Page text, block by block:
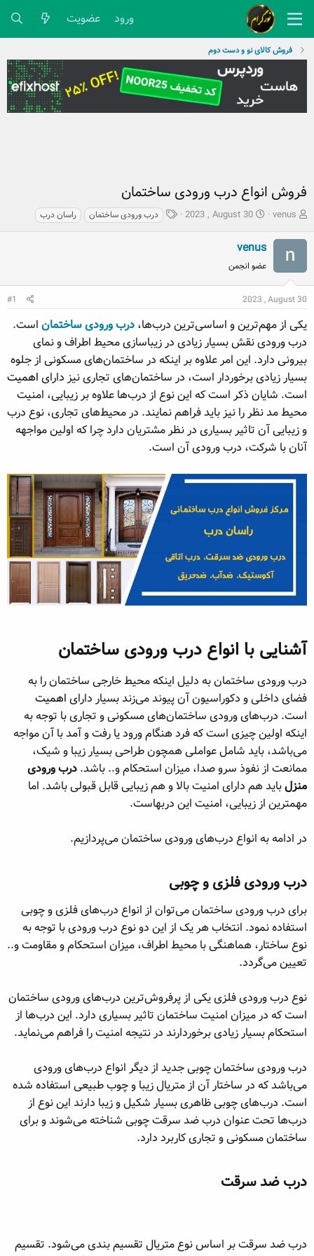
ورود عضویت
فروش کالای نو و دست دوم
فروش انواع درب ورودی ساختمان
ش
و
ع
ک
ن
ن
ه
م
ض
و
ع
venus
ت
ر
ی
خ
ش
ر
ع
2023 , August 30
ب
ه
درب ورودی ساختمان راسان درب
venus
عضو انجمن
2023 , August 30
#1
یکی از مهم‌ترین و اساسی‌ترین درب‌ها، درب ورودی ساختمان است.
درب ورودی نقش بسیار زیادی در زیباسازی محیط اطراف و نمای
بیرونی دارد. این امر علاوه بر اینکه در ساختمان‌های مسکونی از جلوه
بسیار زیادی برخوردار است، در ساختمان‌های تجاری نیز دارای اهمیت
است. شایان ذکر است که این نوع از درب‌ها علاوه بر زیبایی، امنیت
محیط مد نظر را نیز باید فراهم نمایند. در محیط‌های تجاری، نوع درب
و زیبایی آن تاثیر بسیاری در نظر مشتریان دارد چرا که اولین مواجهه
آنان با شرکت، درب ورودی آن است.
آشنایی با انواع درب ورودی ساختمان​
درب ورودی ساختمان به دلیل اینکه محیط خارجی ساختمان را به
فضای داخلی و دکوراسیون آن پیوند می‌زند بسیار دارای اهمیت
است. درب‌های ورودی ساختمان‌های مسکونی و تجاری با توجه به
اینکه اولین چیزی است که فرد هنگام ورود یا رفت و آمد با آن مواجه
می‌باشد، باید شامل عواملی همچون طراحی بسیار زیبا و شیک،
ممانعت از نفوذ سرو صدا، میزان استحکام و.. باشد. درب ورودی
منزلباید هم دارای امنیت بالا و هم زیبایی قابل قبولی باشد. اما
مهمترین از زیبایی، امنیت این دربهاست.
در ادامه به انواع درب‌های ورودی ساختمان می‌پردازیم.
درب ورودی فلزی و چوبی​
برای درب ورودی ساختمان می‌توان از انواع درب‌های فلزی و چوبی
استفاده نمود. انتخاب هر یک از این دو نوع درب ورودی با توجه به
نوع ساختار، هماهنگی با محیط اطراف، میزان استحکام و مقاومت و..
تعیین می‌گردد.
نوع درب ورودی فلزی یکی از پرفروش‌ترین درب‌های ورودی ساختمان
است که در میزان امنیت ساختمان تاثیر بسیاری دارد. این درب‌ها از
استحکام بسیار زیادی برخوردارند در نتیجه امنیت را فراهم می‌نماید.
درب ورودی ساختمان چوبی جدید از دیگر انواع درب‌های ورودی
می‌باشد که در ساختار آن از متریال زیبا و چوب طبیعی استفاده شده
است. درب‌های چوبی ظاهری بسیار شکیل و زیبا دارند این نوع از
درب‌ها تحت عنوان درب ضد سرقت چوبی شناخته می‌شوند و برای
ساختمان مسکونی و تجاری کاربرد دارد.
درب ضد سرقت​
درب ضد سرقت بر اساس نوع متریال تقسیم بندی می‌شود. تقسیم